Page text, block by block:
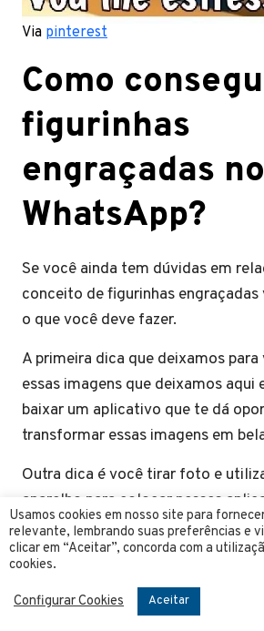
Via pinterest
Como
figurinhas
engraçadas no
WhatsApp?
Se você ainda tem dúvidas em
conceito de figurinhas
o que você deve fazer.
A primeira dica que deixamos
essas imagens que deixamos aqui
baixar um aplicativo que te dá
transformar essas imagens em
Outra dica é você tirar foto e
aparelho para colocar nesses
figurinhas, assim é uma forma
porque você pode montar figuras
Já que chegamos ao fim desse
Usamos cookies em nosso site para
relevante, lembrando suas preferências e
clicar em “Aceitar”, concorda com a
cookies.
Configurar Cookies Aceitar